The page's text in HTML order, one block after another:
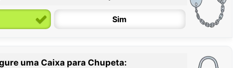
Sim
uma Caixa para Chupeta: